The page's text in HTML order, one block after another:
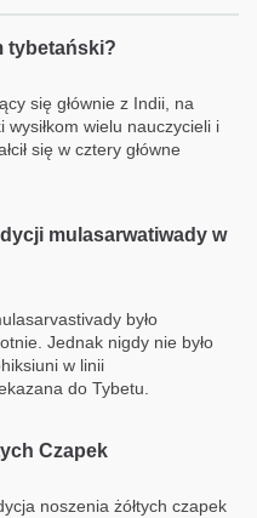
tybetański?
się głównie z Indii, na
wielu nauczycieli i
się w cztery główne
mulasarwatiwady w
było
Jednak nigdy nie było
w linii
do Tybetu.
Czapek
noszenia żółtych czapek